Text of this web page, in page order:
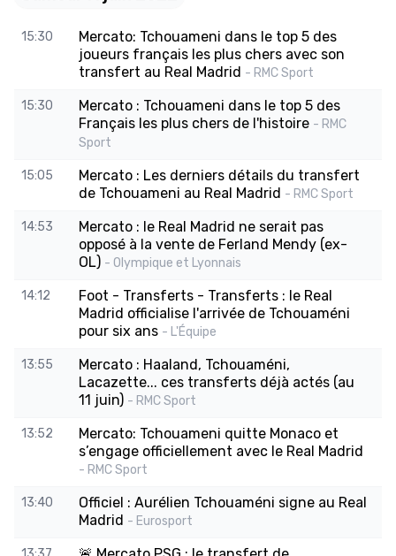
15:30
Mercato: Tchouameni dans le top 5 des
joueurs français les plus chers avec son
transfert au Real Madrid - RMC Sport
15:30
Mercato : Tchouameni dans le top 5 des
Français les plus chers de l'histoire - RMC
Sport
15:05
Mercato : Les derniers détails du transfert
de Tchouameni au Real Madrid - RMC Sport
14:53
Mercato : le Real Madrid ne serait pas
opposé à la vente de Ferland Mendy (ex-
OL) - Olympique et Lyonnais
14:12
Foot - Transferts - Transferts : le Real
Madrid officialise l'arrivée de Tchouaméni
pour six ans - L'Équipe
13:55
Mercato : Haaland, Tchouaméni,
Lacazette... ces transferts déjà actés (au
11 juin) - RMC Sport
13:52
Mercato: Tchouameni quitte Monaco et
s’engage officiellement avec le Real Madrid
- RMC Sport
13:40
Officiel : Aurélien Tchouaméni signe au Real
Madrid - Eurosport